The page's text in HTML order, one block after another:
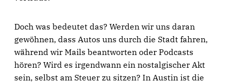
Doch was bedeutet das? Werden wir uns daran
gewöhnen, dass Autos uns durch die Stadt fahren,
während wir Mails beantworten oder Podcasts
hören? Wird es irgendwann ein nostalgischer Akt
sein, selbst am Steuer zu sitzen? In Austin ist die